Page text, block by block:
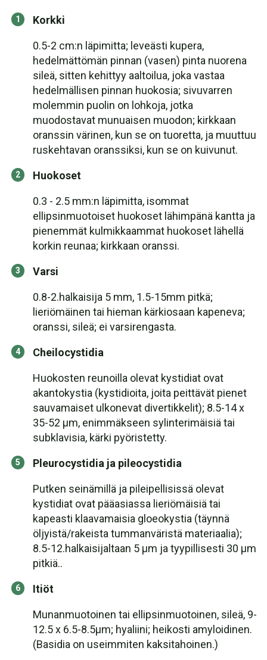
Korkki
0.5-2 cm:n läpimitta; leveästi kupera,
hedelmättömän pinnan (vasen) pinta nuorena
sileä, sitten kehittyy aaltoilua, joka vastaa
hedelmällisen pinnan huokosia; sivuvarren
molemmin puolin on lohkoja, jotka
muodostavat munuaisen muodon; kirkkaan
oranssin värinen, kun se on tuoretta, ja muuttuu
ruskehtavan oranssiksi, kun se on kuivunut.
Huokoset
0.3 - 2.5 mm:n läpimitta, isommat
ellipsinmuotoiset huokoset lähimpänä kantta ja
pienemmät kulmikkaammat huokoset lähellä
korkin reunaa; kirkkaan oranssi.
Varsi
0.8-2.halkaisija 5 mm, 1.5-15mm pitkä;
lieriömäinen tai hieman kärkiosaan kapeneva;
oranssi, sileä; ei varsirengasta.
Cheilocystidia
Huokosten reunoilla olevat kystidiat ovat
akantokystia (kystidioita, joita peittävät pienet
sauvamaiset ulkonevat divertikkelit); 8.5-14 x
35-52 µm, enimmäkseen sylinterimäisiä tai
subklavisia, kärki pyöristetty.
Pleurocystidia ja pileocystidia
Putken seinämillä ja pileipellisissä olevat
kystidiat ovat pääasiassa lieriömäisiä tai
kapeasti klaavamaisia gloeokystia (täynnä
öljyistä/rakeista tummanväristä materiaalia);
8.5-12.halkaisijaltaan 5 µm ja tyypillisesti 30 µm
pitkiä..
Itiöt
Munanmuotoinen tai ellipsinmuotoinen, sileä, 9-
12.5 x 6.5-8.5µm; hyaliini; heikosti amyloidinen.
(Basidia on useimmiten kaksitahoinen.)